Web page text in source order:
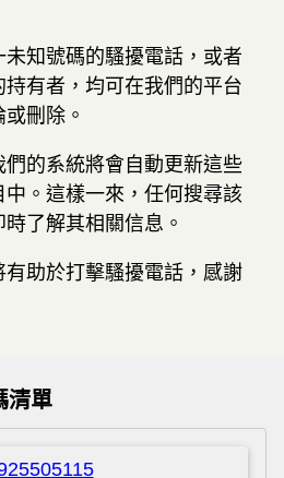
知號碼的騷擾電話，或者
有者，均可在我們的平台
刪除。
的系統將會自動更新這些
。這樣一來，任何搜尋該
了解其相關信息。
助於打擊騷擾電話，感謝
清單